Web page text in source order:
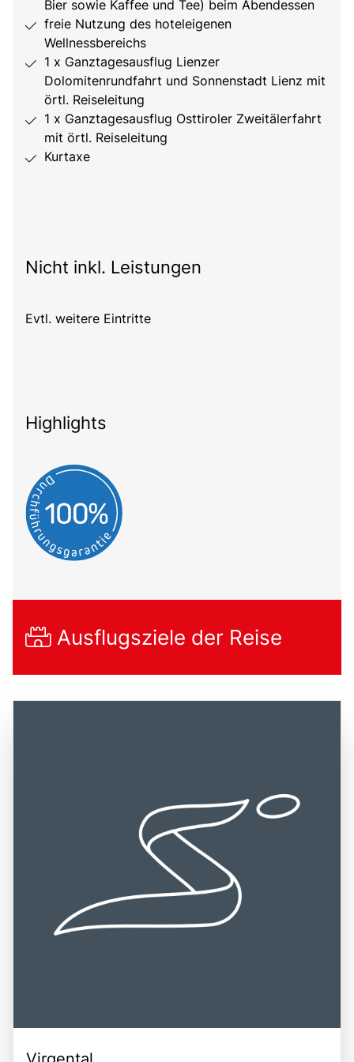
Bier sowie Kaffee und Tee) beim Abendessen
freie Nutzung des hoteleigenen
Wellnessbereichs
1 x Ganztagesausflug Lienzer
Dolomitenrundfahrt und Sonnenstadt Lienz mit
örtl. Reiseleitung
1 x Ganztagesausflug Osttiroler Zweitälerfahrt
mit örtl. Reiseleitung
Kurtaxe
Nicht inkl. Leistungen
Evtl. weitere Eintritte
Highlights
Ausflugsziele der Reise